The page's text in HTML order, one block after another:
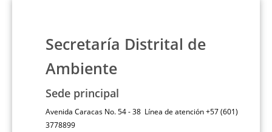
Secretaría Distrital de
Ambiente
Sede principal
Avenida Caracas No. 54 - 38 Línea de atención +57 (601)
3778899